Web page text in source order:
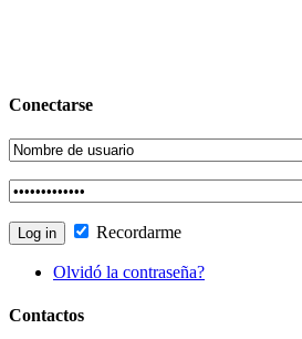
Conectarse
Recordarme
Olvidó la contraseña?
Contactos